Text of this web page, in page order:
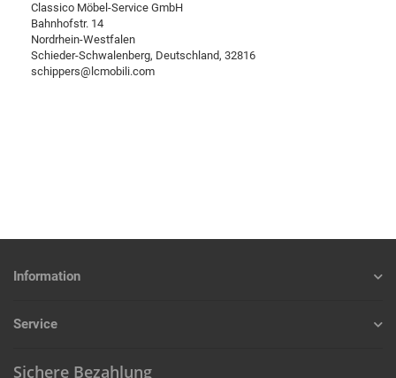
Classico Möbel-Service GmbH
Bahnhofstr. 14
Nordrhein-Westfalen
Schieder-Schwalenberg, Deutschland, 32816
schippers@lcmobili.com
Information
Service
Sichere Bezahlung